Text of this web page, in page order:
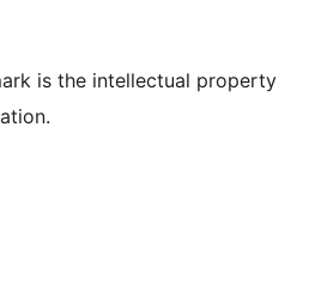
is the intellectual property